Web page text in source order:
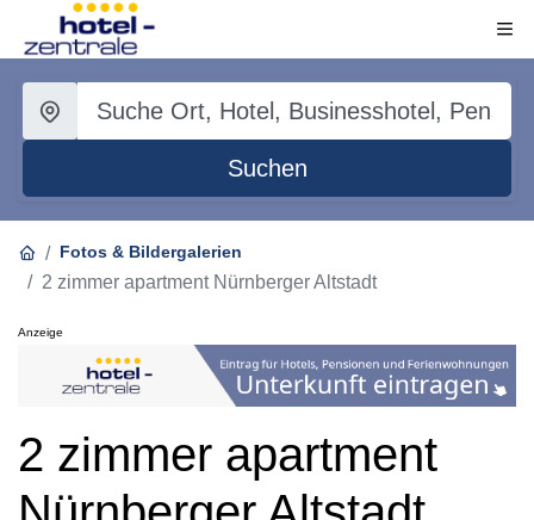
Suchen
Fotos & Bildergalerien
2 zimmer apartment Nürnberger Altstadt
Anzeige
2 zimmer apartment